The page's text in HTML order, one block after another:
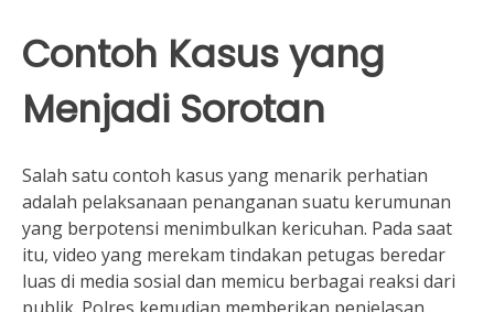
Contoh Kasus yang
Menjadi Sorotan
Salah satu contoh kasus yang menarik perhatian
adalah pelaksanaan penanganan suatu kerumunan
yang berpotensi menimbulkan kericuhan. Pada saat
itu, video yang merekam tindakan petugas beredar
luas di media sosial dan memicu berbagai reaksi dari